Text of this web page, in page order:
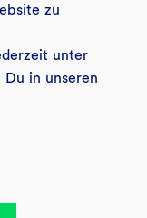
zu
unter
in unseren